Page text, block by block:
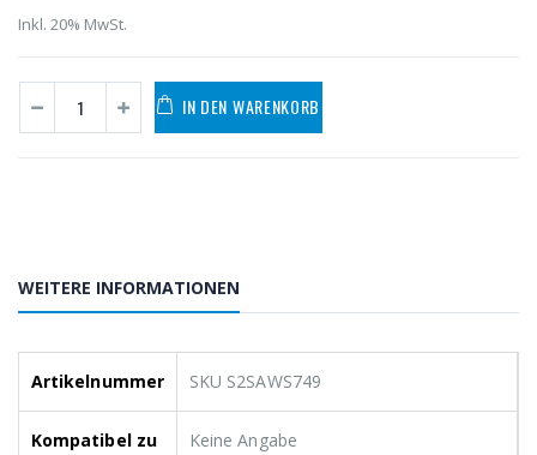
Inkl. 20% MwSt.
IN DEN WARENKORB
WEITERE INFORMATIONEN
Artikelnummer SKU S2SAWS749
Kompatibel zu Keine Angabe